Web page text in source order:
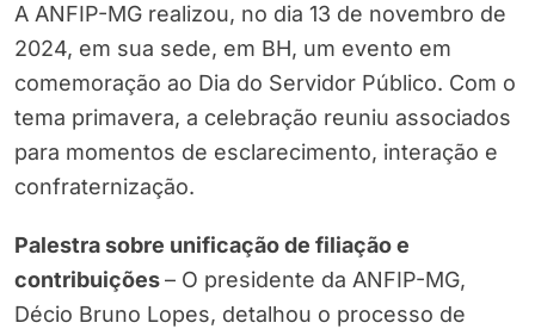
A ANFIP-MG realizou, no dia 13 de novembro de
2024, em sua sede, em BH, um evento em
comemoração ao Dia do Servidor Público. Com o
tema primavera, a celebração reuniu associados
para momentos de esclarecimento, interação e
confraternização.
Palestra sobre unificação de filiação e
contribuições– O presidente da ANFIP-MG,
Décio Bruno Lopes, detalhou o processo de